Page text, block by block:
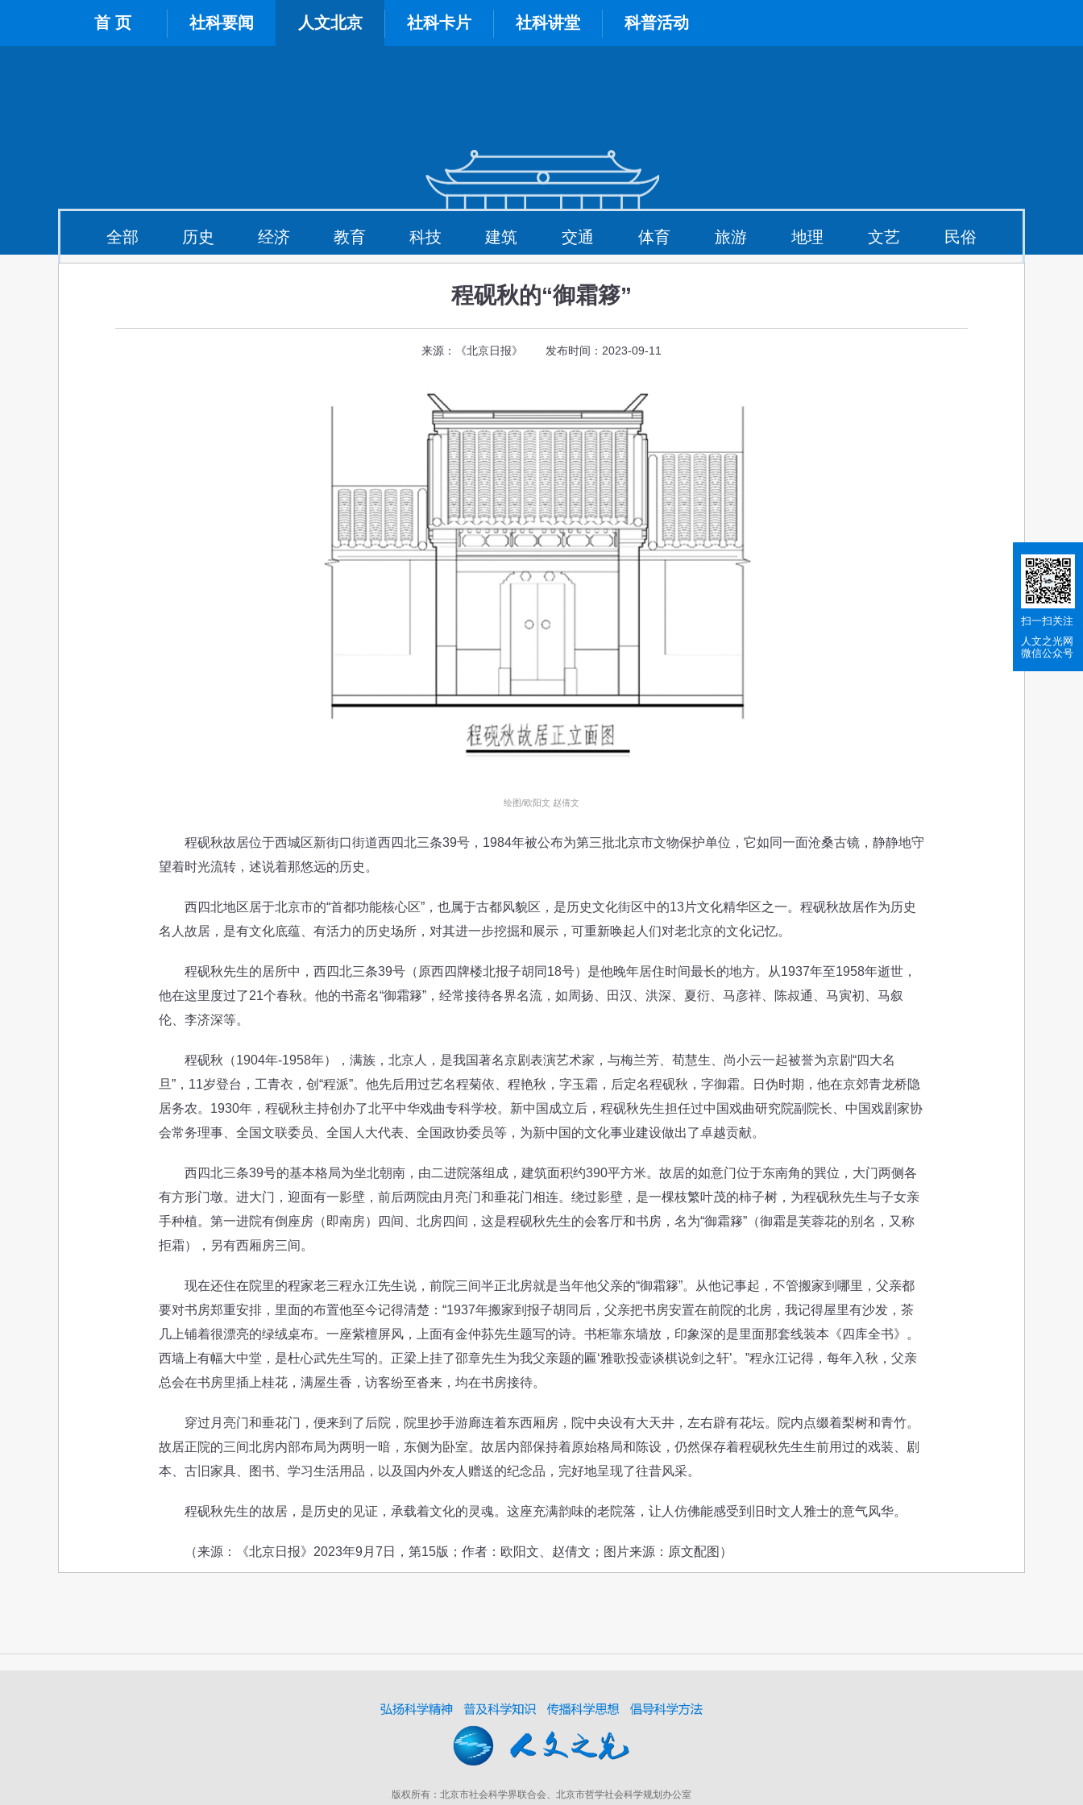
首 页 社科要闻 人文北京 社科卡片 社科讲堂 科普活动
全部 历史 经济 教育 科技 建筑 交通 体育 旅游 地理 文艺 民俗
程砚秋的“御霜簃”
来源：《北京日报》 发布时间：2023-09-11
绘图/欧阳文 赵倩文
程砚秋故居位于西城区新街口街道西四北三条39号，1984年被公布为第三批北京市文物保护单位，它如同一面沧桑古镜，静静地守
望着时光流转，述说着那悠远的历史。
西四北地区居于北京市的“首都功能核心区”，也属于古都风貌区，是历史文化街区中的13片文化精华区之一。程砚秋故居作为历史
名人故居，是有文化底蕴、有活力的历史场所，对其进一步挖掘和展示，可重新唤起人们对老北京的文化记忆。
程砚秋先生的居所中，西四北三条39号（原西四牌楼北报子胡同18号）是他晚年居住时间最长的地方。从1937年至1958年逝世，
他在这里度过了21个春秋。他的书斋名“御霜簃”，经常接待各界名流，如周扬、田汉、洪深、夏衍、马彦祥、陈叔通、马寅初、马叙
伦、李济深等。
程砚秋（1904年-1958年），满族，北京人，是我国著名京剧表演艺术家，与梅兰芳、荀慧生、尚小云一起被誉为京剧“四大名
旦”，11岁登台，工青衣，创“程派”。他先后用过艺名程菊依、程艳秋，字玉霜，后定名程砚秋，字御霜。日伪时期，他在京郊青龙桥隐
居务农。1930年，程砚秋主持创办了北平中华戏曲专科学校。新中国成立后，程砚秋先生担任过中国戏曲研究院副院长、中国戏剧家协
会常务理事、全国文联委员、全国人大代表、全国政协委员等，为新中国的文化事业建设做出了卓越贡献。
西四北三条39号的基本格局为坐北朝南，由二进院落组成，建筑面积约390平方米。故居的如意门位于东南角的巽位，大门两侧各
有方形门墩。进大门，迎面有一影壁，前后两院由月亮门和垂花门相连。绕过影壁，是一棵枝繁叶茂的柿子树，为程砚秋先生与子女亲
手种植。第一进院有倒座房（即南房）四间、北房四间，这是程砚秋先生的会客厅和书房，名为“御霜簃”（御霜是芙蓉花的别名，又称
拒霜），另有西厢房三间。
现在还住在院里的程家老三程永江先生说，前院三间半正北房就是当年他父亲的“御霜簃”。从他记事起，不管搬家到哪里，父亲都
要对书房郑重安排，里面的布置他至今记得清楚：“1937年搬家到报子胡同后，父亲把书房安置在前院的北房，我记得屋里有沙发，茶
几上铺着很漂亮的绿绒桌布。一座紫檀屏风，上面有金仲荪先生题写的诗。书柜靠东墙放，印象深的是里面那套线装本《四库全书》。
西墙上有幅大中堂，是杜心武先生写的。正梁上挂了邵章先生为我父亲题的匾‘雅歌投壶谈棋说剑之轩’。”程永江记得，每年入秋，父亲
总会在书房里插上桂花，满屋生香，访客纷至沓来，均在书房接待。
穿过月亮门和垂花门，便来到了后院，院里抄手游廊连着东西厢房，院中央设有大天井，左右辟有花坛。院内点缀着梨树和青竹。
故居正院的三间北房内部布局为两明一暗，东侧为卧室。故居内部保持着原始格局和陈设，仍然保存着程砚秋先生生前用过的戏装、剧
本、古旧家具、图书、学习生活用品，以及国内外友人赠送的纪念品，完好地呈现了往昔风采。
程砚秋先生的故居，是历史的见证，承载着文化的灵魂。这座充满韵味的老院落，让人仿佛能感受到旧时文人雅士的意气风华。
（来源：《北京日报》2023年9月7日，第15版；作者：欧阳文、赵倩文；图片来源：原文配图）
扫一扫关注
人文之光网
微信公众号
版权所有：北京市社会科学界联合会、北京市哲学社会科学规划办公室